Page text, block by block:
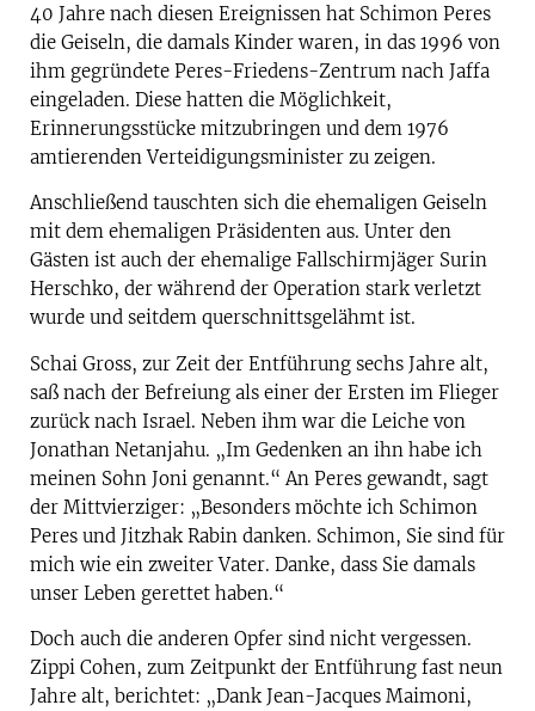
40 Jahre nach diesen Ereignissen hat Schimon Peres
die Geiseln, die damals Kinder waren, in das 1996 von
ihm gegründete Peres-Friedens-Zentrum nach Jaffa
eingeladen. Diese hatten die Möglichkeit,
Erinnerungsstücke mitzubringen und dem 1976
amtierenden Verteidigungsminister zu zeigen.
Anschließend tauschten sich die ehemaligen Geiseln
mit dem ehemaligen Präsidenten aus. Unter den
Gästen ist auch der ehemalige Fallschirmjäger Surin
Herschko, der während der Operation stark verletzt
wurde und seitdem querschnittsgelähmt ist.
Schai Gross, zur Zeit der Entführung sechs Jahre alt,
saß nach der Befreiung als einer der Ersten im Flieger
zurück nach Israel. Neben ihm war die Leiche von
Jonathan Netanjahu. „Im Gedenken an ihn habe ich
meinen Sohn Joni genannt.“ An Peres gewandt, sagt
der Mittvierziger: „Besonders möchte ich Schimon
Peres und Jitzhak Rabin danken. Schimon, Sie sind für
mich wie ein zweiter Vater. Danke, dass Sie damals
unser Leben gerettet haben.“
Doch auch die anderen Opfer sind nicht vergessen.
Zippi Cohen, zum Zeitpunkt der Entführung fast neun
Jahre alt, berichtet: „Dank Jean-Jacques Maimoni,